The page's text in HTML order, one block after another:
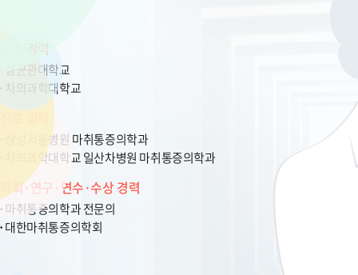
성균관대학교
차의과학대학교
삼성서울병원 마취통증의학과
차의과학대학교 일산차병원 마취통증의학과
학회·연구·연수·수상 경력
마취통증의학과 전문의
대한마취통증의학회